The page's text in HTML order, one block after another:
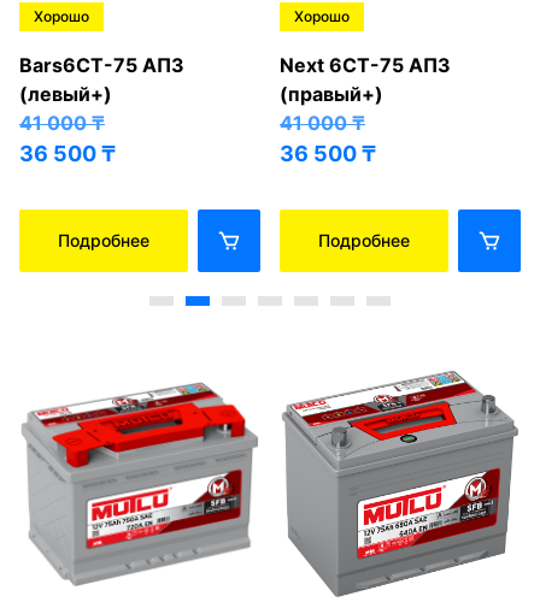
Хорошо
Bars6СТ-75 АПЗ
(левый+)
41 000₸
36 500₸
Подробнее
Хорошо
Next 6СТ-75 АПЗ
(правый+)
41 000₸
36 500₸
Подробнее